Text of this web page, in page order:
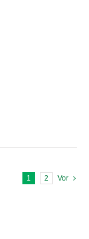
1 2 Vor